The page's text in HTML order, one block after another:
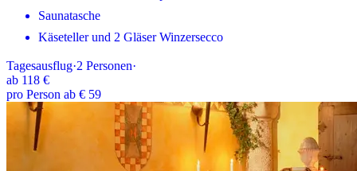
Saunatasche
Käseteller und 2 Gläser Winzersecco
Tagesausflug·2 Personen·
ab 118 €
pro Person ab € 59